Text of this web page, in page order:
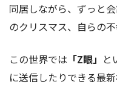
同居しながら、ずっと
のクリスマス、自らの
この世界では 「Z眼」 と
に送信したりできる最